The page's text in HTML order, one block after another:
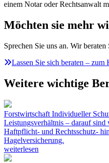
einem Notar oder Rechtsanwalt
Möchten sie mehr
Sprechen Sie uns an. Wir beraten
Lassen Sie sich beraten –
Weitere wichtige
Forstwirtschaft Individueller
Leistungsverhältnis – darauf
Haftpflicht- und Rechtsschutz-
Hagelversicherung.
weiterlesen